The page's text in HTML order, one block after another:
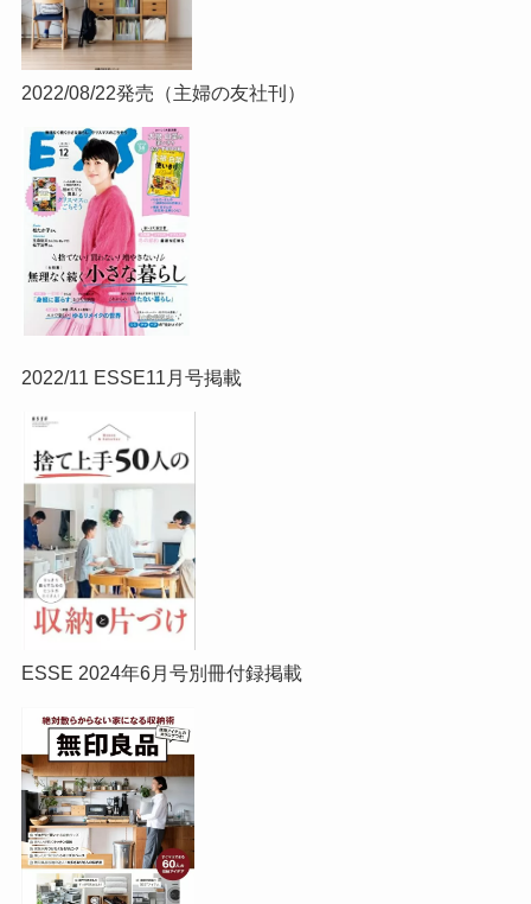
2022/08/22発売（主婦の友社刊）
2022/11 ESSE11月号掲載
ESSE 2024年6月号別冊付録掲載